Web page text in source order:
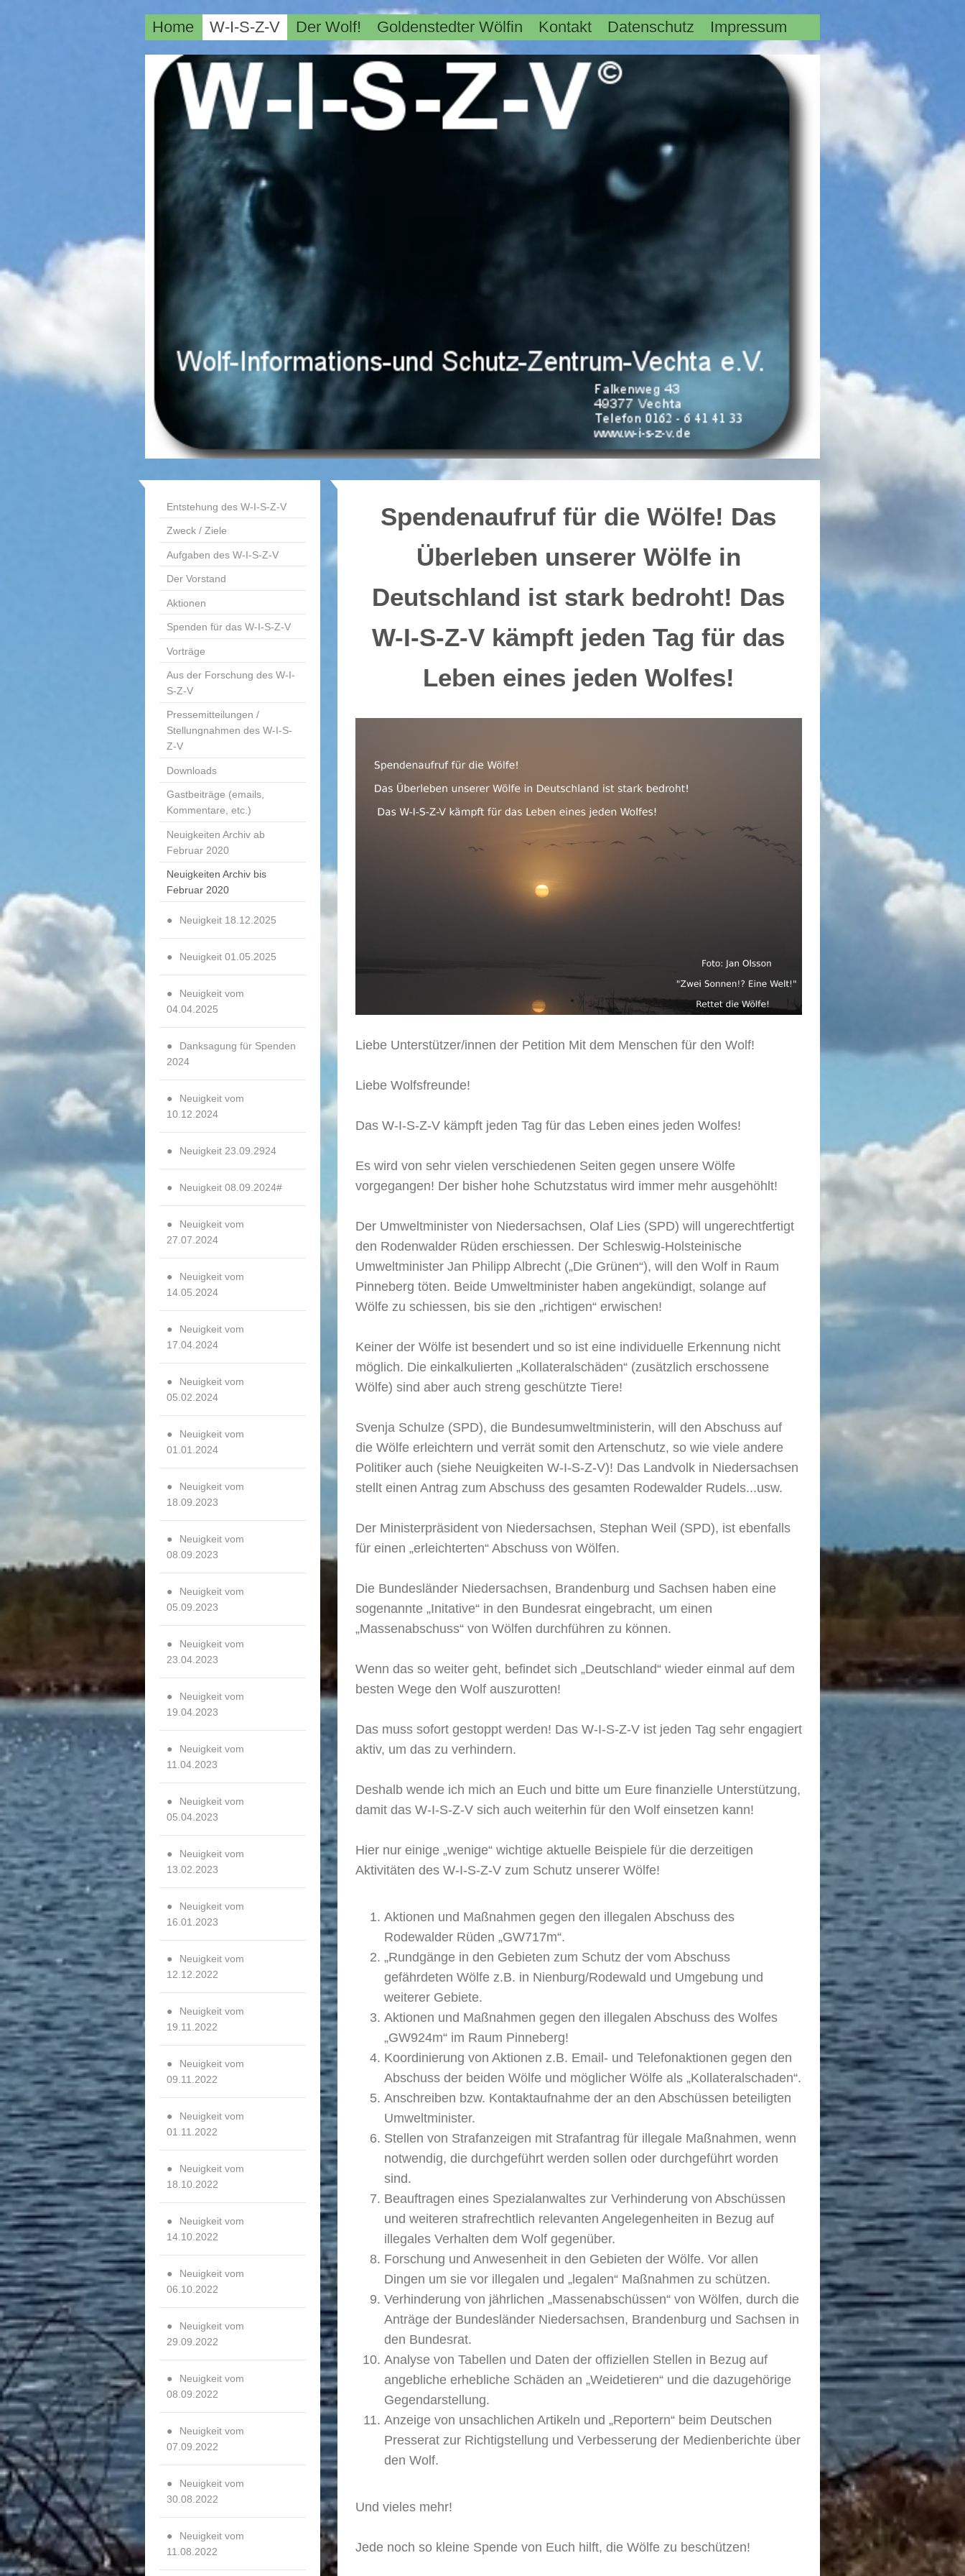
Home W-I-S-Z-V Der Wolf! Goldenstedter Wölfin Kontakt Datenschutz Impressum
Spendenaufruf für die Wölfe! Das
Überleben unserer Wölfe in
Deutschland ist stark bedroht! Das
W-I-S-Z-V kämpft jeden Tag für das
Leben eines jeden Wolfes!
Liebe Unterstützer/innen der Petition Mit dem Menschen für den Wolf!
Liebe Wolfsfreunde!
Das W-I-S-Z-V kämpft jeden Tag für das Leben eines jeden Wolfes!
Es wird von sehr vielen verschiedenen Seiten gegen unsere Wölfe
vorgegangen! Der bisher hohe Schutzstatus wird immer mehr ausgehöhlt!
Der Umweltminister von Niedersachsen, Olaf Lies (SPD) will ungerechtfertigt
den Rodenwalder Rüden erschiessen. Der Schleswig-Holsteinische
Umweltminister Jan Philipp Albrecht („Die Grünen“), will den Wolf in Raum
Pinneberg töten. Beide Umweltminister haben angekündigt, solange auf
Wölfe zu schiessen, bis sie den „richtigen“ erwischen!
Keiner der Wölfe ist besendert und so ist eine individuelle Erkennung nicht
möglich. Die einkalkulierten „Kollateralschäden“ (zusätzlich erschossene
Wölfe) sind aber auch streng geschützte Tiere!
Svenja Schulze (SPD), die Bundesumweltministerin, will den Abschuss auf
die Wölfe erleichtern und verrät somit den Artenschutz, so wie viele andere
Politiker auch (siehe Neuigkeiten W-I-S-Z-V)! Das Landvolk in Niedersachsen
stellt einen Antrag zum Abschuss des gesamten Rodewalder Rudels...usw.
Der Ministerpräsident von Niedersachsen, Stephan Weil (SPD), ist ebenfalls
für einen „erleichterten“ Abschuss von Wölfen.
Die Bundesländer Niedersachsen, Brandenburg und Sachsen haben eine
sogenannte „Initative“ in den Bundesrat eingebracht, um einen
„Massenabschuss“ von Wölfen durchführen zu können.
Wenn das so weiter geht, befindet sich „Deutschland“ wieder einmal auf dem
besten Wege den Wolf auszurotten!
Das muss sofort gestoppt werden! Das W-I-S-Z-V ist jeden Tag sehr engagiert
aktiv, um das zu verhindern.
Deshalb wende ich mich an Euch und bitte um Eure finanzielle Unterstützung,
damit das W-I-S-Z-V sich auch weiterhin für den Wolf einsetzen kann!
Hier nur einige „wenige“ wichtige aktuelle Beispiele für die derzeitigen
Aktivitäten des W-I-S-Z-V zum Schutz unserer Wölfe!
Aktionen und Maßnahmen gegen den illegalen Abschuss des
Rodewalder Rüden „GW717m“.
„Rundgänge in den Gebieten zum Schutz der vom Abschuss
gefährdeten Wölfe z.B. in Nienburg/Rodewald und Umgebung und
weiterer Gebiete.
Aktionen und Maßnahmen gegen den illegalen Abschuss des Wolfes
„GW924m“ im Raum Pinneberg!
Koordinierung von Aktionen z.B. Email- und Telefonaktionen gegen den
Abschuss der beiden Wölfe und möglicher Wölfe als „Kollateralschaden“.
Anschreiben bzw. Kontaktaufnahme der an den Abschüssen beteiligten
Umweltminister.
Stellen von Strafanzeigen mit Strafantrag für illegale Maßnahmen, wenn
notwendig, die durchgeführt werden sollen oder durchgeführt worden
sind.
Beauftragen eines Spezialanwaltes zur Verhinderung von Abschüssen
und weiteren strafrechtlich relevanten Angelegenheiten in Bezug auf
illegales Verhalten dem Wolf gegenüber.
Forschung und Anwesenheit in den Gebieten der Wölfe. Vor allen
Dingen um sie vor illegalen und „legalen“ Maßnahmen zu schützen.
Verhinderung von jährlichen „Massenabschüssen“ von Wölfen, durch die
Anträge der Bundesländer Niedersachsen, Brandenburg und Sachsen in
den Bundesrat.
Analyse von Tabellen und Daten der offiziellen Stellen in Bezug auf
angebliche erhebliche Schäden an „Weidetieren“ und die dazugehörige
Gegendarstellung.
Anzeige von unsachlichen Artikeln und „Reportern“ beim Deutschen
Presserat zur Richtigstellung und Verbesserung der Medienberichte über
den Wolf.
Und vieles mehr!
Jede noch so kleine Spende von Euch hilft, die Wölfe zu beschützen!
Entstehung des W-I-S-Z-V
Zweck / Ziele
Aufgaben des W-I-S-Z-V
Der Vorstand
Aktionen
Spenden für das W-I-S-Z-V
Vorträge
Aus der Forschung des W-I-
S-Z-V
Pressemitteilungen /
Stellungnahmen des W-I-S-
Z-V
Downloads
Gastbeiträge (emails,
Kommentare, etc.)
Neuigkeiten Archiv ab
Februar 2020
Neuigkeiten Archiv bis
Februar 2020
Neuigkeit 18.12.2025
Neuigkeit 01.05.2025
Neuigkeit vom
04.04.2025
Danksagung für Spenden
2024
Neuigkeit vom
10.12.2024
Neuigkeit 23.09.2924
Neuigkeit 08.09.2024#
Neuigkeit vom
27.07.2024
Neuigkeit vom
14.05.2024
Neuigkeit vom
17.04.2024
Neuigkeit vom
05.02.2024
Neuigkeit vom
01.01.2024
Neuigkeit vom
18.09.2023
Neuigkeit vom
08.09.2023
Neuigkeit vom
05.09.2023
Neuigkeit vom
23.04.2023
Neuigkeit vom
19.04.2023
Neuigkeit vom
11.04.2023
Neuigkeit vom
05.04.2023
Neuigkeit vom
13.02.2023
Neuigkeit vom
16.01.2023
Neuigkeit vom
12.12.2022
Neuigkeit vom
19.11.2022
Neuigkeit vom
09.11.2022
Neuigkeit vom
01.11.2022
Neuigkeit vom
18.10.2022
Neuigkeit vom
14.10.2022
Neuigkeit vom
06.10.2022
Neuigkeit vom
29.09.2022
Neuigkeit vom
08.09.2022
Neuigkeit vom
07.09.2022
Neuigkeit vom
30.08.2022
Neuigkeit vom
11.08.2022